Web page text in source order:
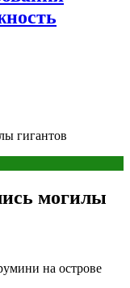
гигантов
могилы
на острове